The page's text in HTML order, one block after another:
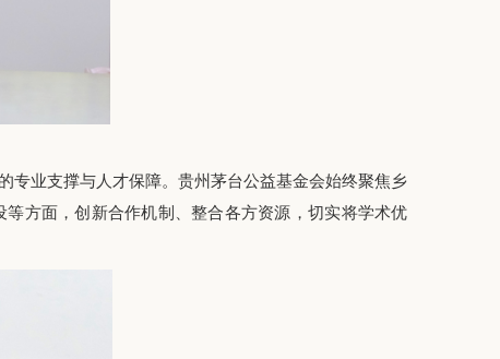
专业支撑与人才保障。贵州茅台公益基金会始终聚焦乡
方面，创新合作机制、整合各方资源，切实将学术优